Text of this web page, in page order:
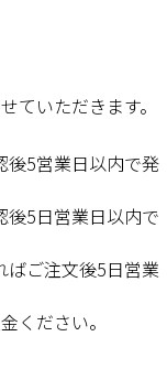
ていただきます。
後5営業日以内で発
後5日営業日以内で
ばご注文後5日営業
ください。